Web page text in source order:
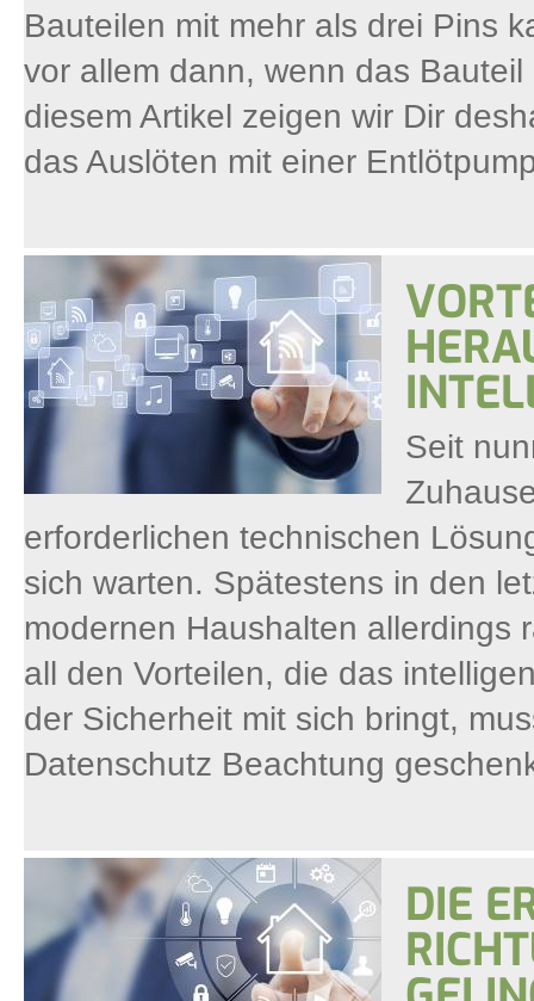
Bauteilen mit mehr als drei Pins
vor allem dann, wenn das
diesem Artikel zeigen wir Dir
das Auslöten mit einer
Seit
erforderlichen technischen
sich warten. Spätestens in den
modernen Haushalten allerdings
all den Vorteilen, die das
der Sicherheit mit sich bringt,
Datenschutz Beachtung
DIE